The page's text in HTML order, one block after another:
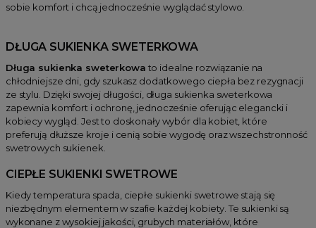
sobie komfort i chcą jednocześnie wyglądać stylowo.
DŁUGA SUKIENKA SWETERKOWA
Długa sukienka sweterkowa to idealne rozwiązanie na
chłodniejsze dni, gdy szukasz dodatkowego ciepła bez rezygnacji
ze stylu. Dzięki swojej długości, długa sukienka sweterkowa
zapewnia komfort i ochronę, jednocześnie oferując elegancki i
kobiecy wygląd. Jest to doskonały wybór dla kobiet, które
preferują dłuższe kroje i cenią sobie wygodę oraz wszechstronność
swetrowych sukienek.
CIEPŁE SUKIENKI SWETROWE
Kiedy temperatura spada, ciepłe sukienki swetrowe stają się
niezbędnym elementem w szafie każdej kobiety. Te sukienki są
wykonane z wysokiej jakości, grubych materiałów, które